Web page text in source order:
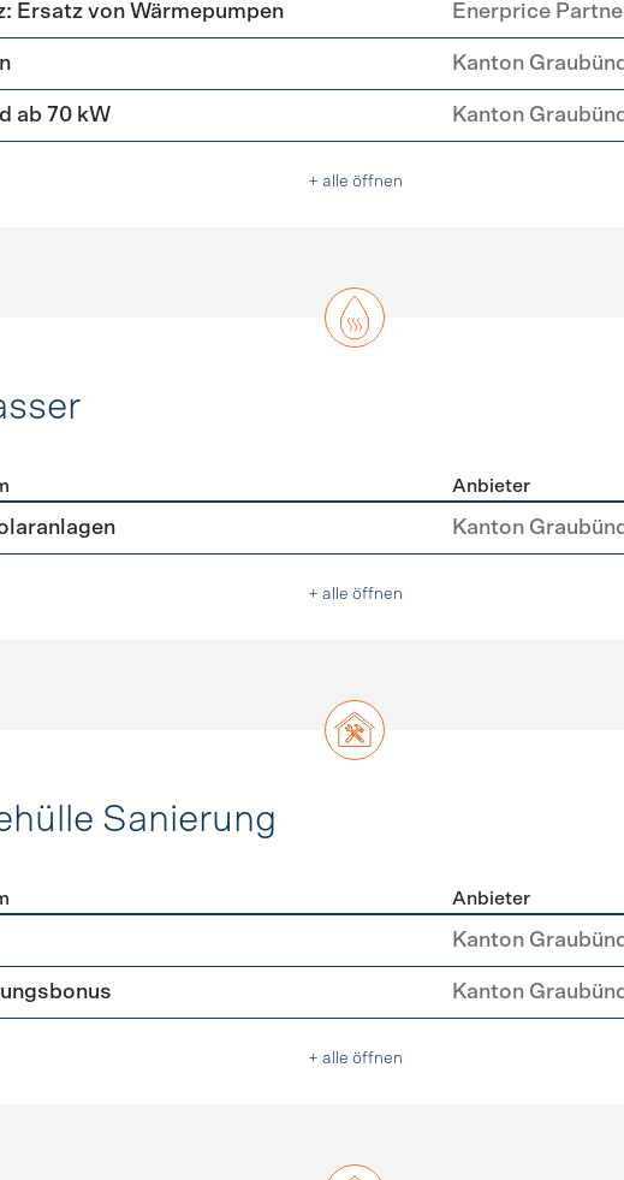
Ersatz von Wärmepumpen Enerprice
Kanton
ab 70 kW Kanton
+ alle öffnen
Warmwasser
Anbieter
Kanton
+ alle öffnen
Sanierung
Anbieter
Kanton
Kanton
+ alle öffnen